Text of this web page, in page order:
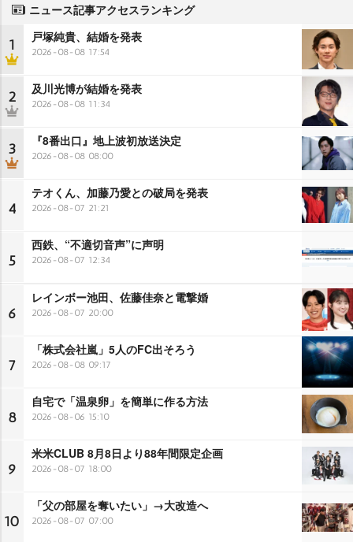
ニュース記事アクセスランキング
1 戸塚純貴、結婚を発表
2026-08-08 17:54
2 及川光博が結婚を発表
2026-08-08 11:34
3 『8番出口』地上波初放送決定
2026-08-08 08:00
4
テオくん、加藤乃愛との破局を発表
2026-08-07 21:21
5
西鉄、“不適切音声”に声明
2026-08-07 12:34
6
レインボー池田、佐藤佳奈と電撃婚
2026-08-07 20:00
7
「株式会社嵐」5人のFC出そろう
2026-08-08 09:17
8
自宅で「温泉卵」を簡単に作る方法
2026-08-06 15:10
9
米米CLUB 8月8日より88年間限定企画
2026-08-07 18:00
10
「父の部屋を奪いたい」→大改造へ
2026-08-07 07:00